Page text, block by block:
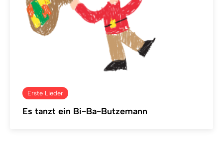
Erste Lieder
Es tanzt ein Bi-Ba-Butzemann